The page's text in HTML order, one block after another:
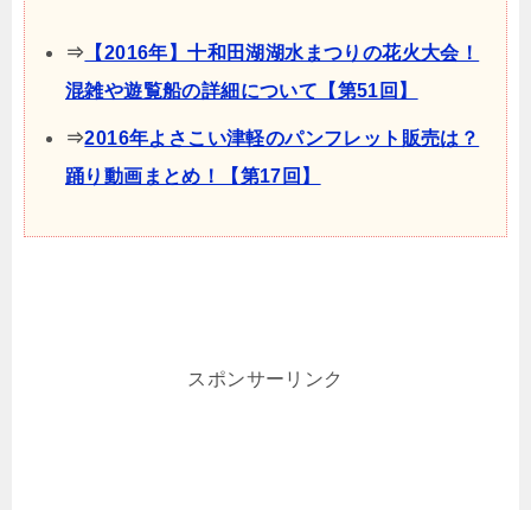
⇒ 【2016年】十和田湖湖水まつりの花火大会！
混雑や遊覧船の詳細について【第51回】
⇒2016年よさこい津軽のパンフレット販売は？
踊り動画まとめ！【第17回】
スポンサーリンク